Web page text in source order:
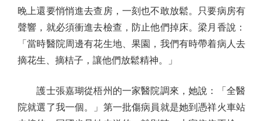
晚上還要悄悄進去查房，一刻也不敢放鬆。只要病房有
聲響，就必須衝進去檢查，防止他們掉床。梁月香說：
「當時醫院周邊有花生地、果園，我們有時帶着病人去
摘花生、摘桔子，讓他們放鬆精神。」
護士張嘉瑚從梧州的一家醫院調來，她說：「全醫
院就選了我一個。」第一批傷病員就是她到憑祥火車站